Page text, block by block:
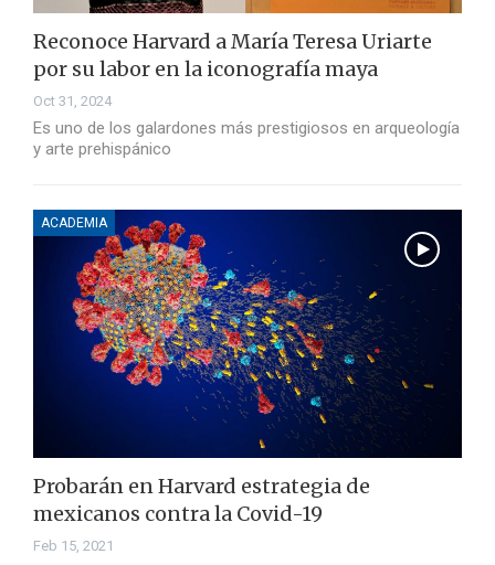
Reconoce Harvard a María Teresa Uriarte
por su labor en la iconografía maya
Oct 31, 2024
Es uno de los galardones más prestigiosos en arqueología
y arte prehispánico
ACADEMIA
Probarán en Harvard estrategia de
mexicanos contra la Covid-19
Feb 15, 2021